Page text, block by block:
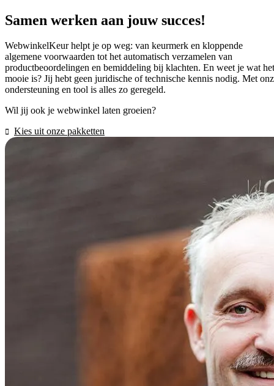
Samen werken aan jouw succes!
WebwinkelKeur helpt je op weg: van keurmerk en kloppende
algemene voorwaarden tot het automatisch verzamelen van
productbeoordelingen en bemiddeling bij klachten. En weet je wat het
mooie is? Jij hebt geen juridische of technische kennis nodig. Met
ondersteuning en tool is alles zo geregeld.
Wil jij ook je webwinkel laten groeien?
Kies uit onze pakketten